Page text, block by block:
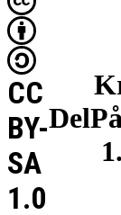
CC
BY-
SA
1.0